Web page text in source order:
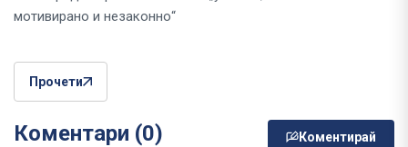
мотивирано и незаконно“
Прочети
Коментари (0) Коментирай